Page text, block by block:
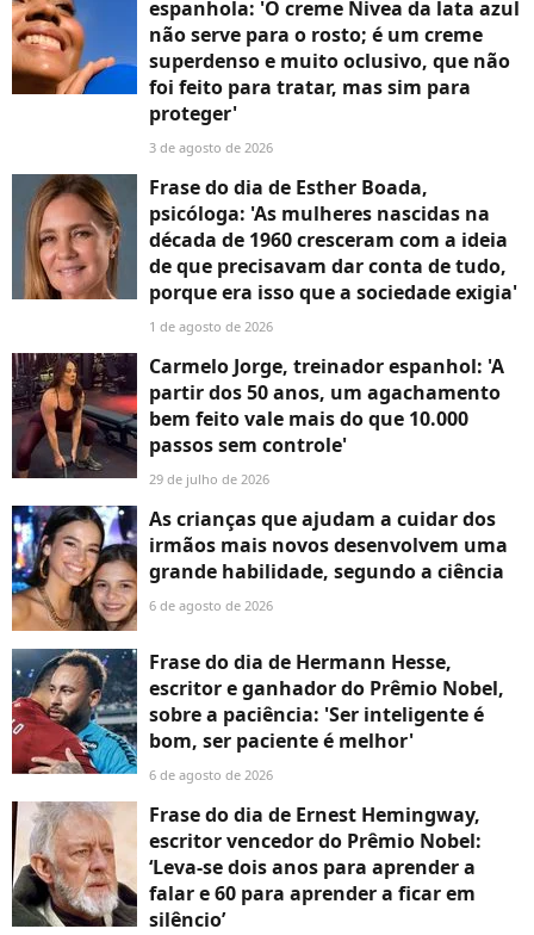
espanhola: 'O creme Nivea da lata azul
não serve para o rosto; é um creme
superdenso e muito oclusivo, que não
foi feito para tratar, mas sim para
proteger'
3 de agosto de 2026
Frase do dia de Esther Boada,
psicóloga: 'As mulheres nascidas na
década de 1960 cresceram com a ideia
de que precisavam dar conta de tudo,
porque era isso que a sociedade exigia'
1 de agosto de 2026
Carmelo Jorge, treinador espanhol: 'A
partir dos 50 anos, um agachamento
bem feito vale mais do que 10.000
passos sem controle'
29 de julho de 2026
As crianças que ajudam a cuidar dos
irmãos mais novos desenvolvem uma
grande habilidade, segundo a ciência
6 de agosto de 2026
Frase do dia de Hermann Hesse,
escritor e ganhador do Prêmio Nobel,
sobre a paciência: 'Ser inteligente é
bom, ser paciente é melhor'
6 de agosto de 2026
Frase do dia de Ernest Hemingway,
escritor vencedor do Prêmio Nobel:
‘Leva-se dois anos para aprender a
falar e 60 para aprender a ficar em
silêncio’